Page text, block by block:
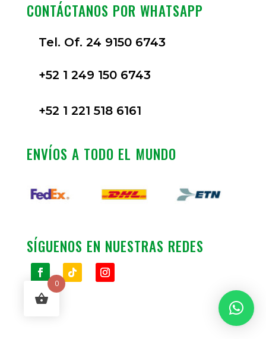
CONTÁCTANOS POR WHATSAPP
Tel. Of. 24 9150 6743
+52 1 249 150 6743
+52 1 221 518 6161
ENVÍOS A TODO EL MUNDO
SÍGUENOS EN NUESTRAS REDES
0